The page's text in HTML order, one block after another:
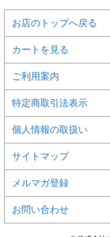
※当店取扱い商品は一部店
ご注文時に「在庫あり」の
生し、やむをえずご注文を
す。完売や欠品の場合は大
うえ注文いただきますよう
お店のトップへ戻る
カートを見る
ご利用案内
特定商取引法表示
個人情報の取扱い
サイトマップ
メルマガ登録
お問い合わせ